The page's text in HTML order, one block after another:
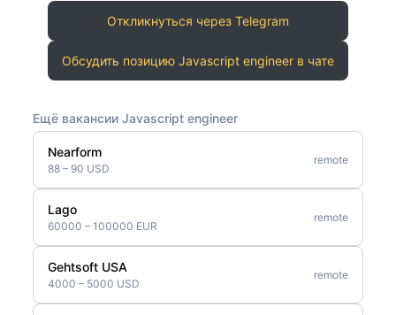
Откликнуться через Telegram
Обсудить позицию Javascript engineer в чате
Ещё вакансии Javascript engineer
Nearform
88 – 90 USD
remote
Lago
60000 – 100000 EUR
remote
Gehtsoft USA
4000 – 5000 USD
remote